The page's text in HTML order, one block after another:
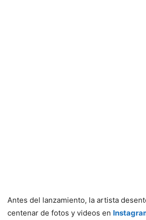
Antes del lanzamiento, la artista
centenar de fotos y videos en